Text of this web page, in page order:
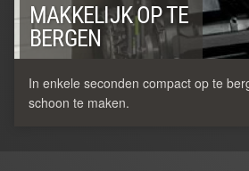
MAKKELIJK OP TE
BERGEN
In enkele seconden compact op te
schoon te maken.